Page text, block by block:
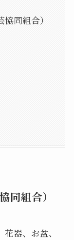
同組合）
同組合）
器、お盆、